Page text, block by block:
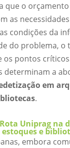
que o
as
condições da
do problema, o
os pontos
determinam a
em
.
Uniprag na
e
embora